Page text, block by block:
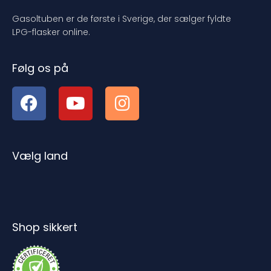
Gasoltuben er de første i Sverige, der sælger fyldte
LPG-flasker online.
Følg os på
Vælg land
Shop sikkert